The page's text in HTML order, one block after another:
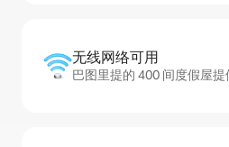
无线网络可用
巴图里提的 400 间度假屋